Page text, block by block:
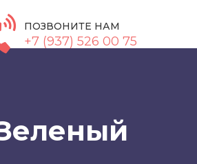
ПОЗВОНИТЕ НАМ
+7 (937) 526 00 75